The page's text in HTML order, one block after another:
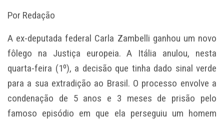
Por Redação
A ex-deputada federal Carla Zambelli ganhou um novo
fôlego na Justiça europeia. A Itália anulou, nesta
quarta-feira (1º), a decisão que tinha dado sinal verde
para a sua extradição ao Brasil. O processo envolve a
condenação de 5 anos e 3 meses de prisão pelo
famoso episódio em que ela perseguiu um homem